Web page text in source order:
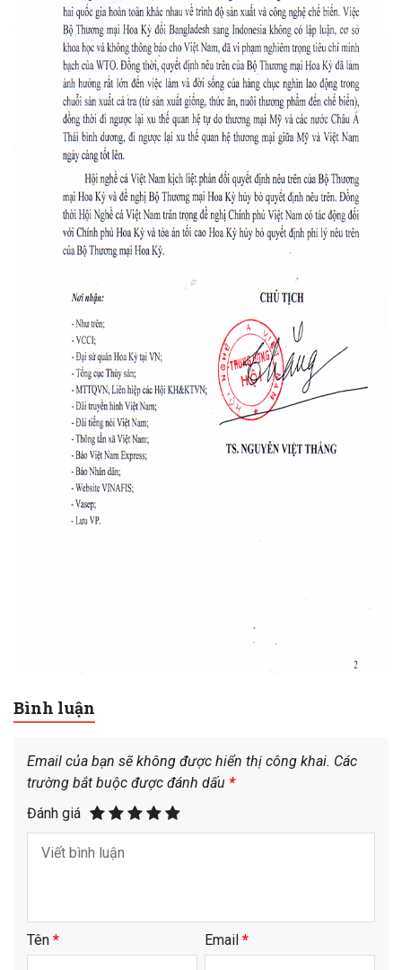
Bình luận
Email của bạn sẽ không được hiển thị công khai. Các
trường bắt buộc được đánh dấu *
Đánh giá
Tên * Email *